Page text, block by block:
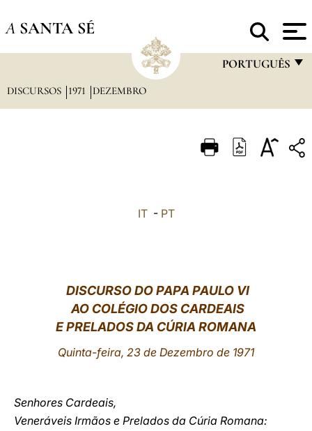
A SANTA SÉ
PORTUGUÊS
ITALIANO
中文
LATINE
DISCURSOS 1971 DEZEMBRO
IT- PT
DISCURSO DO PAPA PAULO VI
AO COLÉGIO DOS CARDEAIS
E PRELADOS DA CÚRIA ROMANA
Quinta-feira, 23 de Dezembro de 1971
Senhores Cardeais,
Veneráveis Irmãos e Prelados da Cúria Romana: